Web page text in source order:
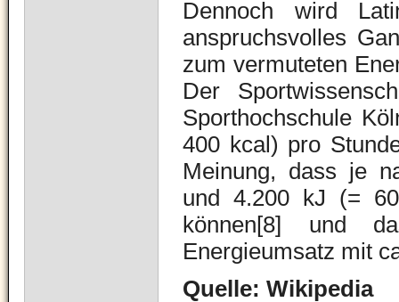
Dennoch wird
anspruchsvolles
zum vermuteten
Der
Sporthochschule
400 kcal) pro
Meinung, dass je
und 4.200 kJ (=
können[8] und
Energieumsatz mit
Quelle: Wikipedia